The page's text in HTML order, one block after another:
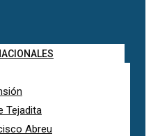
Tejadita
Abreu